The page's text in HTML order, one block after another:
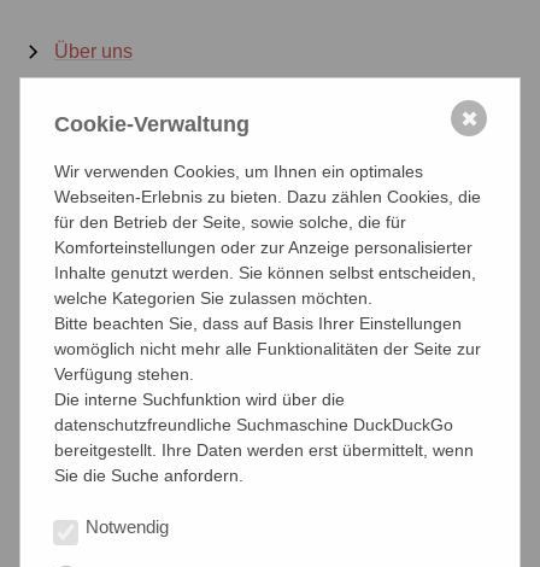
Über uns
Organisation
Leitbild
Die Kammerberichte
Mitglied werden
Alternativen
Pro und Contra
Cookie-Verwaltung
Wir verwenden Cookies, um Ihnen ein optimales
Webseiten-Erlebnis zu bieten. Dazu zählen Cookies, die
für den Betrieb der Seite, sowie solche, die für
Komforteinstellungen oder zur Anzeige personalisierter
Inhalte genutzt werden. Sie können selbst entscheiden,
welche Kategorien Sie zulassen möchten.
Bitte beachten Sie, dass auf Basis Ihrer Einstellungen
womöglich nicht mehr alle Funktionalitäten der Seite zur
Verfügung stehen.
Die interne Suchfunktion wird über die
datenschutzfreundliche Suchmaschine DuckDuckGo
bereitgestellt. Ihre Daten werden erst übermittelt, wenn
Sie die Suche anfordern.
Notwendig
✖